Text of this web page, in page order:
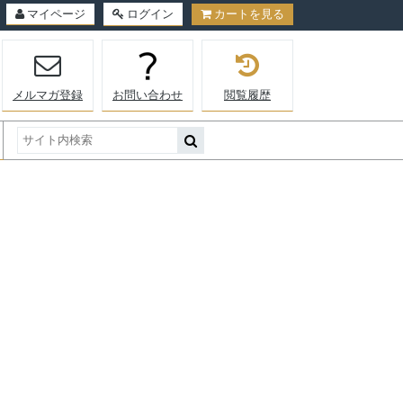
マイページ ログイン カートを見る
メルマガ登録 お問い合わせ 閲覧履歴